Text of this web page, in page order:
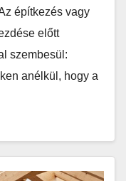
építkezés vagy
előtt
szembesül:
anélkül, hogy a